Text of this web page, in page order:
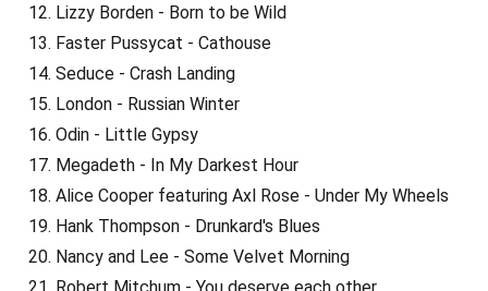
Lizzy Borden - Born to be Wild
Faster Pussycat - Cathouse
Seduce - Crash Landing
London - Russian Winter
Odin - Little Gypsy
Megadeth - In My Darkest Hour
Alice Cooper featuring Axl Rose - Under My Wheels
Hank Thompson - Drunkard's Blues
Nancy and Lee - Some Velvet Morning